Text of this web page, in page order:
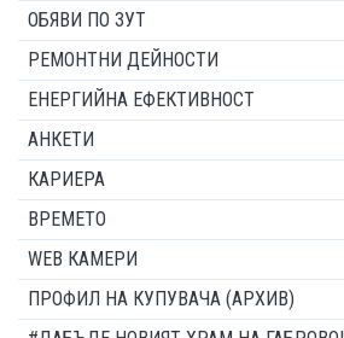
ОБЯВИ ПО ЗУТ
РЕМОНТНИ ДЕЙНОСТИ
ЕНЕРГИЙНА ЕФЕКТИВНОСТ
АНКЕТИ
КАРИЕРА
ВРЕМЕТО
WEB КАМЕРИ
ПРОФИЛ НА КУПУВАЧА (АРХИВ)